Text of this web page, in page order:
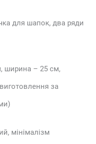
для шапок, два ряди
ширина – 25 см,
за
мінімалізм